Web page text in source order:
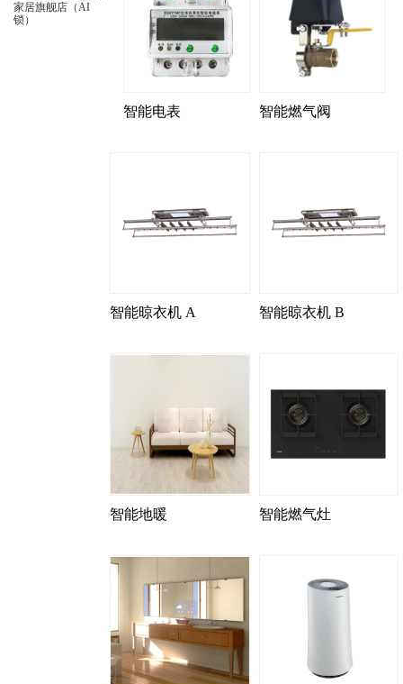
家居旗舰店（AI
锁）
智能电表 智能燃气阀
智能晾衣机 A 智能晾衣机 B
智能地暖 智能燃气灶